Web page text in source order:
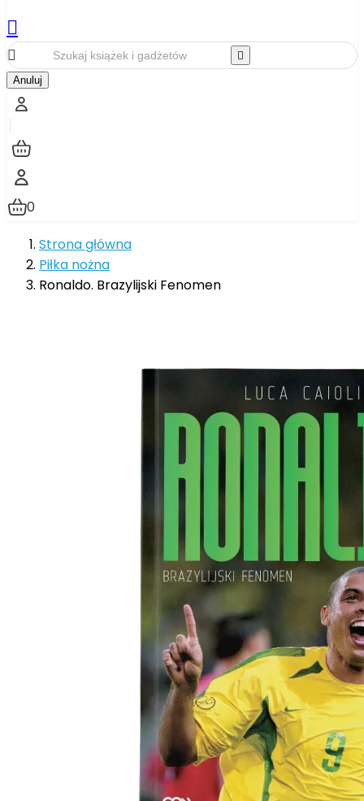



Anuluj
0
Strona główna
Piłka nożna
Ronaldo. Brazylijski Fenomen